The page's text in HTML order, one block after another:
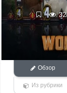
Обзор
Из рубрики